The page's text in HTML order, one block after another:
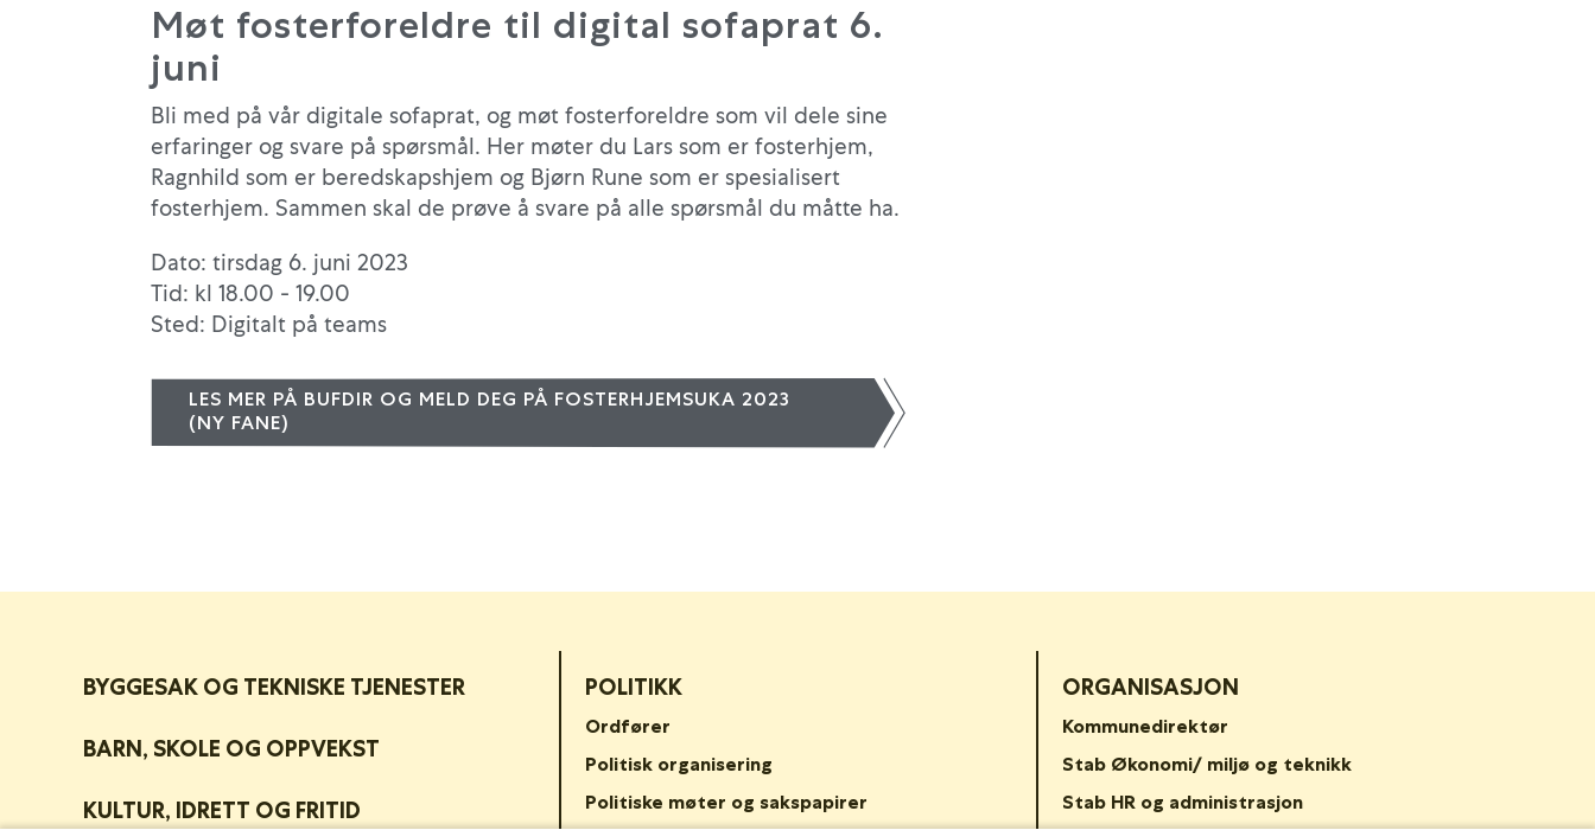
Møt fosterforeldre til digital sofaprat 6.
juni
Bli med på vår digitale sofaprat, og møt fosterforeldre som vil dele sine
erfaringer og svare på spørsmål. Her møter du Lars som er fosterhjem,
Ragnhild som er beredskapshjem og Bjørn Rune som er spesialisert
fosterhjem. Sammen skal de prøve å svare på alle spørsmål du måtte ha.
Dato: tirsdag 6. juni 2023
Tid: kl 18.00 - 19.00
Sted: Digitalt på teams
LES MER PÅ BUFDIR OG MELD DEG PÅ FOSTERHJEMSUKA 2023
(NY FANE)
BYGGESAK OG TEKNISKE TJENESTER
BARN, SKOLE OG OPPVEKST
KULTUR, IDRETT OG FRITID
POLITIKK
Ordfører
Politisk organisering
Politiske møter og sakspapirer
ORGANISASJON
Kommunedirektør
Stab Økonomi/ miljø og teknikk
Stab HR og administrasjon